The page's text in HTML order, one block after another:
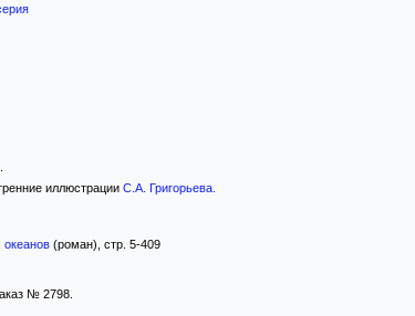
иллюстрации С.А. Григорьева.
океанов (роман), стр. 5-409
№ 2798.